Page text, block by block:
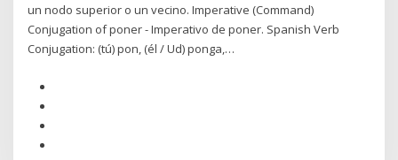
un nodo superior o un vecino. Imperative (Command)
Conjugation of poner - Imperativo de poner. Spanish Verb
Conjugation: (tú) pon, (él / Ud) ponga,…